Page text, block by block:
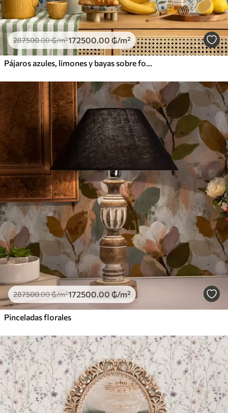
287500.00₲/m²172500.00 ₲/m²
Pájaros azules, limones y bayas sobre fondo blanco
287500.00₲/m²172500.00 ₲/m²
Pinceladas florales